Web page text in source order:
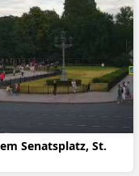
Senatsplatz, St.